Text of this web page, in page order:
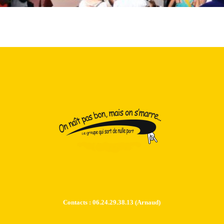
Contacts : 06.24.29.38.13 (Arnaud)